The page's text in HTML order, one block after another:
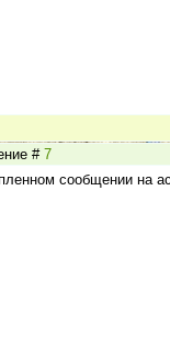
# 7
сообщении на